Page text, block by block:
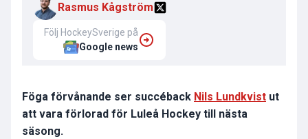
Rasmus Kågström
Följ HockeySverige på
Google news
Föga förvånande ser succéback Nils Lundkvist ut
att vara förlorad för Luleå Hockey till nästa
säsong.